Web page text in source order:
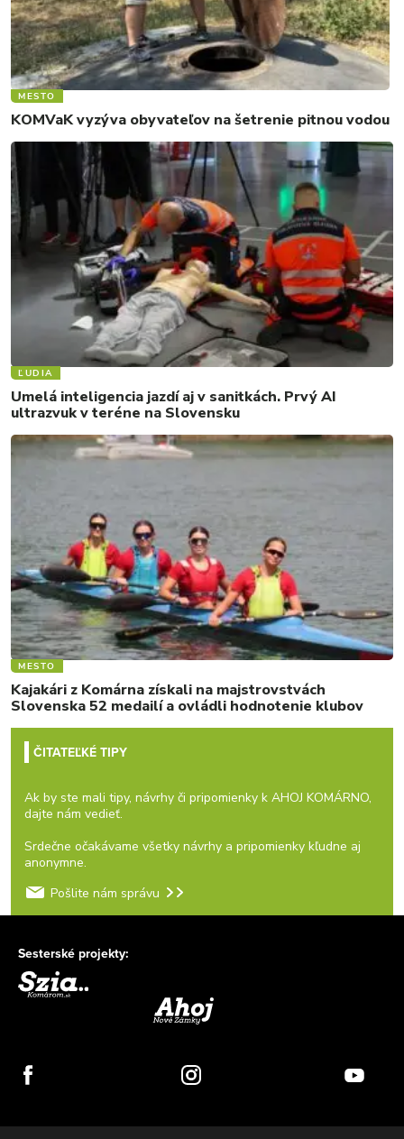
MESTO
KOMVaK vyzýva obyvateľov na šetrenie pitnou vodou
ĽUDIA
Umelá inteligencia jazdí aj v sanitkách. Prvý AI
ultrazvuk v teréne na Slovensku
MESTO
Kajakári z Komárna získali na majstrovstvách
Slovenska 52 medailí a ovládli hodnotenie klubov
ČITATEĽKÉ TIPY
Ak by ste mali tipy, návrhy či pripomienky k AHOJ KOMÁRNO,
dajte nám vedieť.
Srdečne očakávame všetky návrhy a pripomienky kľudne aj
anonymne.
Pošlite nám správu
Sesterské projekty: